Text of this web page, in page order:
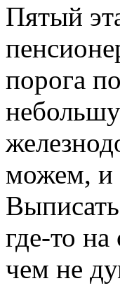
Пятый
порога
можем, и
где-то
чем не